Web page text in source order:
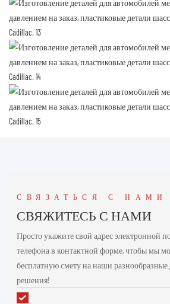
СВЯЗАТЬСЯ С НАМИ
СВЯЖИТЕСЬ С НАМИ
Просто укажите свой адрес электронной
телефона в контактной форме, чтобы мы
бесплатную смету на наши разнообразные
решения!